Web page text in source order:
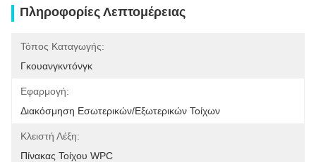
Πληροφορίες Λεπτομέρειας
Τόπος Καταγωγής:
Γκουανγκντόνγκ
Εφαρμογή:
Διακόσμηση Εσωτερικών/εξωτερικών Τοίχων
Κλειστή Λέξη:
Πίνακας Τοίχου WPC